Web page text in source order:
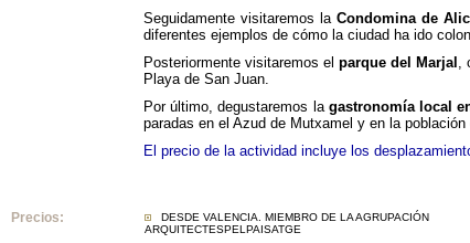
Seguidamente visitaremos la Condomina de
diferentes ejemplos de cómo la ciudad ha ido
Posteriormente visitaremos elparque del Marjal ,
Playa de San Juan.
Por último, degustaremos la gastronomía local
paradas en el Azud de Mutxamel y en la
El precio de la actividad incluye los
Precios:
DESDE VALENCIA. MIEMBRO DE LA AGRUPACIÓN
ARQUITECTESPELPAISATGE